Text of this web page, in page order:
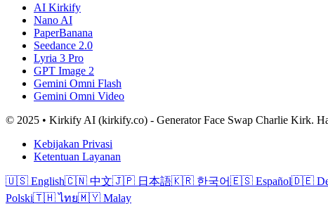
AI Kirkify
Nano AI
PaperBanana
Seedance 2.0
Lyria 3 Pro
GPT Image 2
Gemini Omni Flash
Gemini Omni Video
© 2025 • Kirkify AI (kirkify.co) - Generator Face Swap Charlie Kirk.
Kebijakan Privasi
Ketentuan Layanan
🇺🇸 English🇨🇳 中文🇯🇵 日本語🇰🇷 한국어🇪🇸 Español🇩🇪
Polski🇹🇭 ไทย🇲🇾 Malay